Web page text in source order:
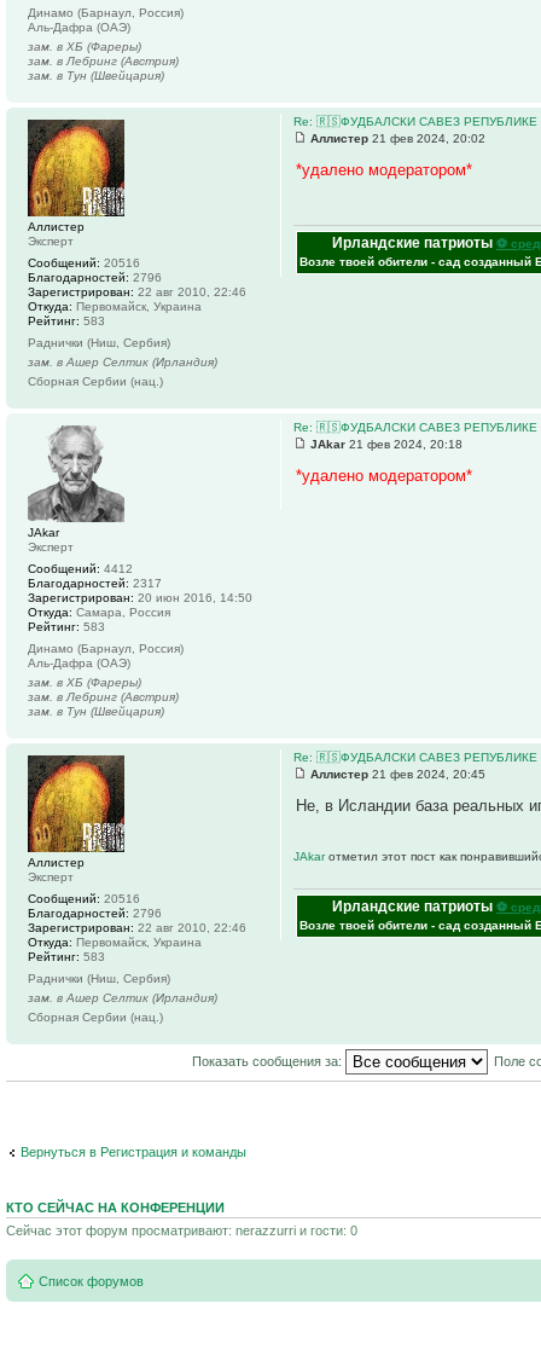
Динамо (Барнаул, Россия)
Аль-Дафра (ОАЭ)
зам. в ХБ (Фареры)
зам. в Лебринг (Австрия)
зам. в Тун (Швейцария)
Re: 🇷🇸ФУДБАЛСКИ САВЕЗ РЕПУБЛИКЕ
Аллистер 21 фев 2024, 20:02
*удалено модератором*
Ирландские патриоты ⚽
Возле твоей обители - сад созданный
Аллистер
Эксперт
Сообщений: 20516
Благодарностей: 2796
Зарегистрирован: 22 авг 2010, 22:46
Откуда: Первомайск, Украина
Рейтинг: 583
Раднички (Ниш, Сербия)
зам. в Ашер Селтик (Ирландия)
Сборная Сербии (нац.)
Re: 🇷🇸ФУДБАЛСКИ САВЕЗ РЕПУБЛИКЕ
JAkar 21 фев 2024, 20:18
*удалено модератором*
JAkar
Эксперт
Сообщений: 4412
Благодарностей: 2317
Зарегистрирован: 20 июн 2016, 14:50
Откуда: Самара, Россия
Рейтинг: 583
Динамо (Барнаул, Россия)
Аль-Дафра (ОАЭ)
зам. в ХБ (Фареры)
зам. в Лебринг (Австрия)
зам. в Тун (Швейцария)
Re: 🇷🇸ФУДБАЛСКИ САВЕЗ РЕПУБЛИКЕ
Аллистер 21 фев 2024, 20:45
Не, в Исландии база реальных
JAkarотметил этот пост как
Ирландские патриоты ⚽
Возле твоей обители - сад созданный
Аллистер
Эксперт
Сообщений: 20516
Благодарностей: 2796
Зарегистрирован: 22 авг 2010, 22:46
Откуда: Первомайск, Украина
Рейтинг: 583
Раднички (Ниш, Сербия)
зам. в Ашер Селтик (Ирландия)
Сборная Сербии (нац.)
Показать сообщения за: Поле
Вернуться в Регистрация и команды
КТО СЕЙЧАС НА КОНФЕРЕНЦИИ
Сейчас этот форум просматривают: nerazzurri и гости: 0
Список форумов